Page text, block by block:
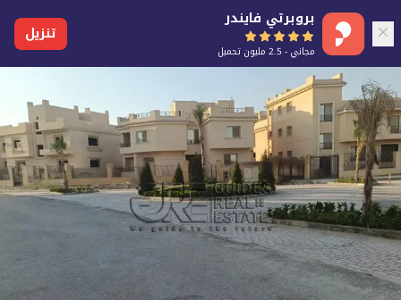
بروبرتي فايندر
مجاني - 2.5 مليون تحميل
تنزيل